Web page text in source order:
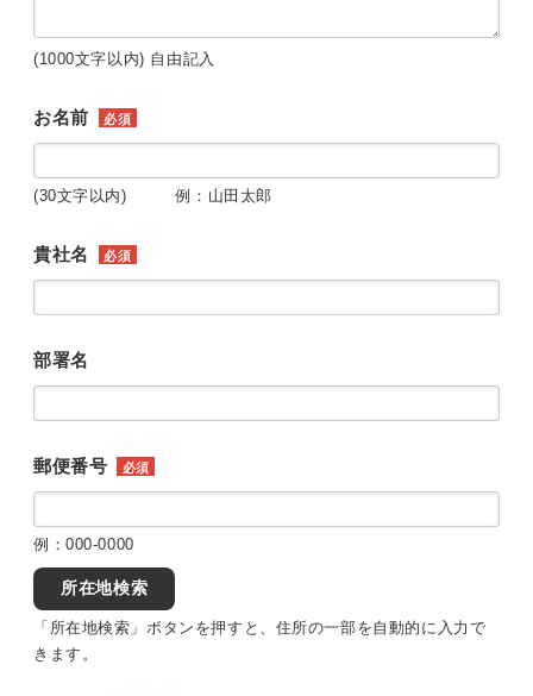
(1000文字以内) 自由記入
お名前 必須
(30文字以内) 例：山田太郎
貴社名 必須
部署名
郵便番号 必須
例：000-0000
所在地検索
「所在地検索」ボタンを押すと、住所の一部を自動的に入力で
きます。